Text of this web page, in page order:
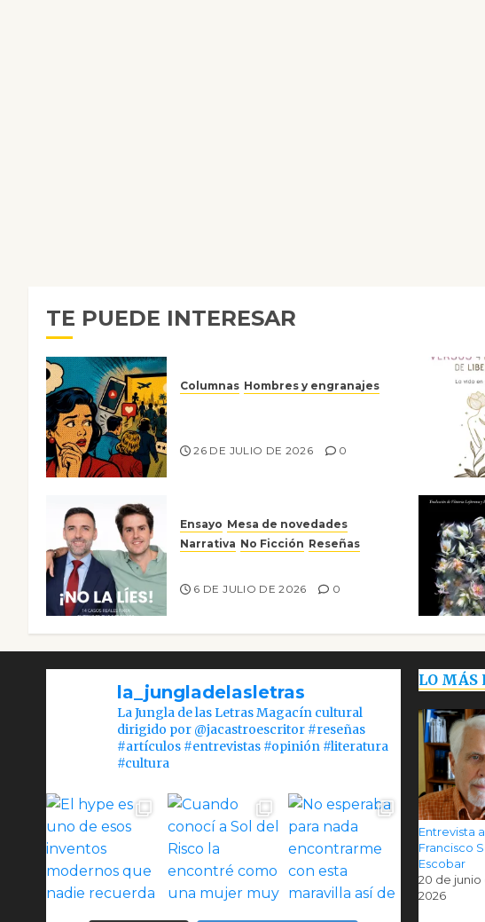
TE PUEDE INTERESAR
Columnas Hombres y engranajes
26 DE JULIO DE 2026 0
Ensayo Mesa de novedades
Narrativa No Ficción Reseñas
6 DE JULIO DE 2026 0
la_jungladelasletras
La Jungla de las Letras Magacín cultural
dirigido por @jacastroescritor #reseñas
#artículos #entrevistas #opinión #literatura
#cultura
LO MÁS
Entrevista
Francisco
Escobar
20 de junio
2026